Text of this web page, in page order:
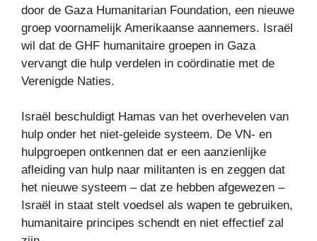
door de Gaza Humanitarian Foundation, een nieuwe
groep voornamelijk Amerikaanse aannemers. Israël
wil dat de GHF humanitaire groepen in Gaza
vervangt die hulp verdelen in coördinatie met de
Verenigde Naties.
Israël beschuldigt Hamas van het overhevelen van
hulp onder het niet-geleide systeem. De VN- en
hulpgroepen ontkennen dat er een aanzienlijke
afleiding van hulp naar militanten is en zeggen dat
het nieuwe systeem – dat ze hebben afgewezen –
Israël in staat stelt voedsel als wapen te gebruiken,
humanitaire principes schendt en niet effectief zal